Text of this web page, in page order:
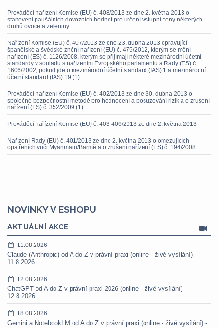
Prováděcí nařízení Komise (EU) č. 408/2013 ze dne 2. května 2013 o
stanovení paušálních dovozních hodnot pro určení vstupní ceny některých
druhů ovoce a zeleniny
Nařízení Komise (EU) č. 407/2013 ze dne 23. dubna 2013 opravující
španělské a švédské znění nařízení (EU) č. 475/2012, kterým se mění
nařízení (ES) č. 1126/2008, kterým se přijímají některé mezinárodní účetní
standardy v souladu s nařízením Evropského parlamentu a Rady (ES) č.
1606/2002, pokud jde o mezinárodní účetní standard (IAS) 1 a mezinárodní
účetní standard (IAS) 19 (1)
Prováděcí nařízení Komise (EU) č. 402/2013 ze dne 30. dubna 2013 o
společné bezpečnostní metodě pro hodnocení a posuzování rizik a o zrušení
nařízení (ES) č. 352/2009 (1)
Prováděcí nařízení Komise (EU) č. 403-406/2013 ze dne 2. května 2013
Nařízení Rady (EU) č. 401/2013 ze dne 2. května 2013 o omezujících
opatřeních vůči Myanmaru/Barmě a o zrušení nařízení (ES) č. 194/2008
NOVINKY V ESHOPU
AKTUÁLNÍ AKCE
11.08.2026
Claude (Anthropic) od A do Z v právní praxi (online - živé vysílání) -
11.8.2026
12.08.2026
ChatGPT od A do Z v právní praxi 2026 (online - živé vysílání) -
12.8.2026
18.08.2026
Gemini a NotebookLM od A do Z v právní praxi (online - živé vysílání) -